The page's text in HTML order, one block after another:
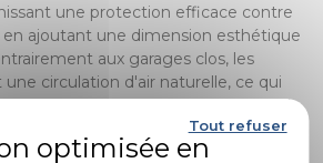
une protection efficace contre
ajoutant une dimension esthétique
aux garages clos, les
circulation d'air naturelle, ce qui
éviter l'accumulation d'humidité
exemple, si vous souhaitez protéger
conservant une sensation
Tout refuser